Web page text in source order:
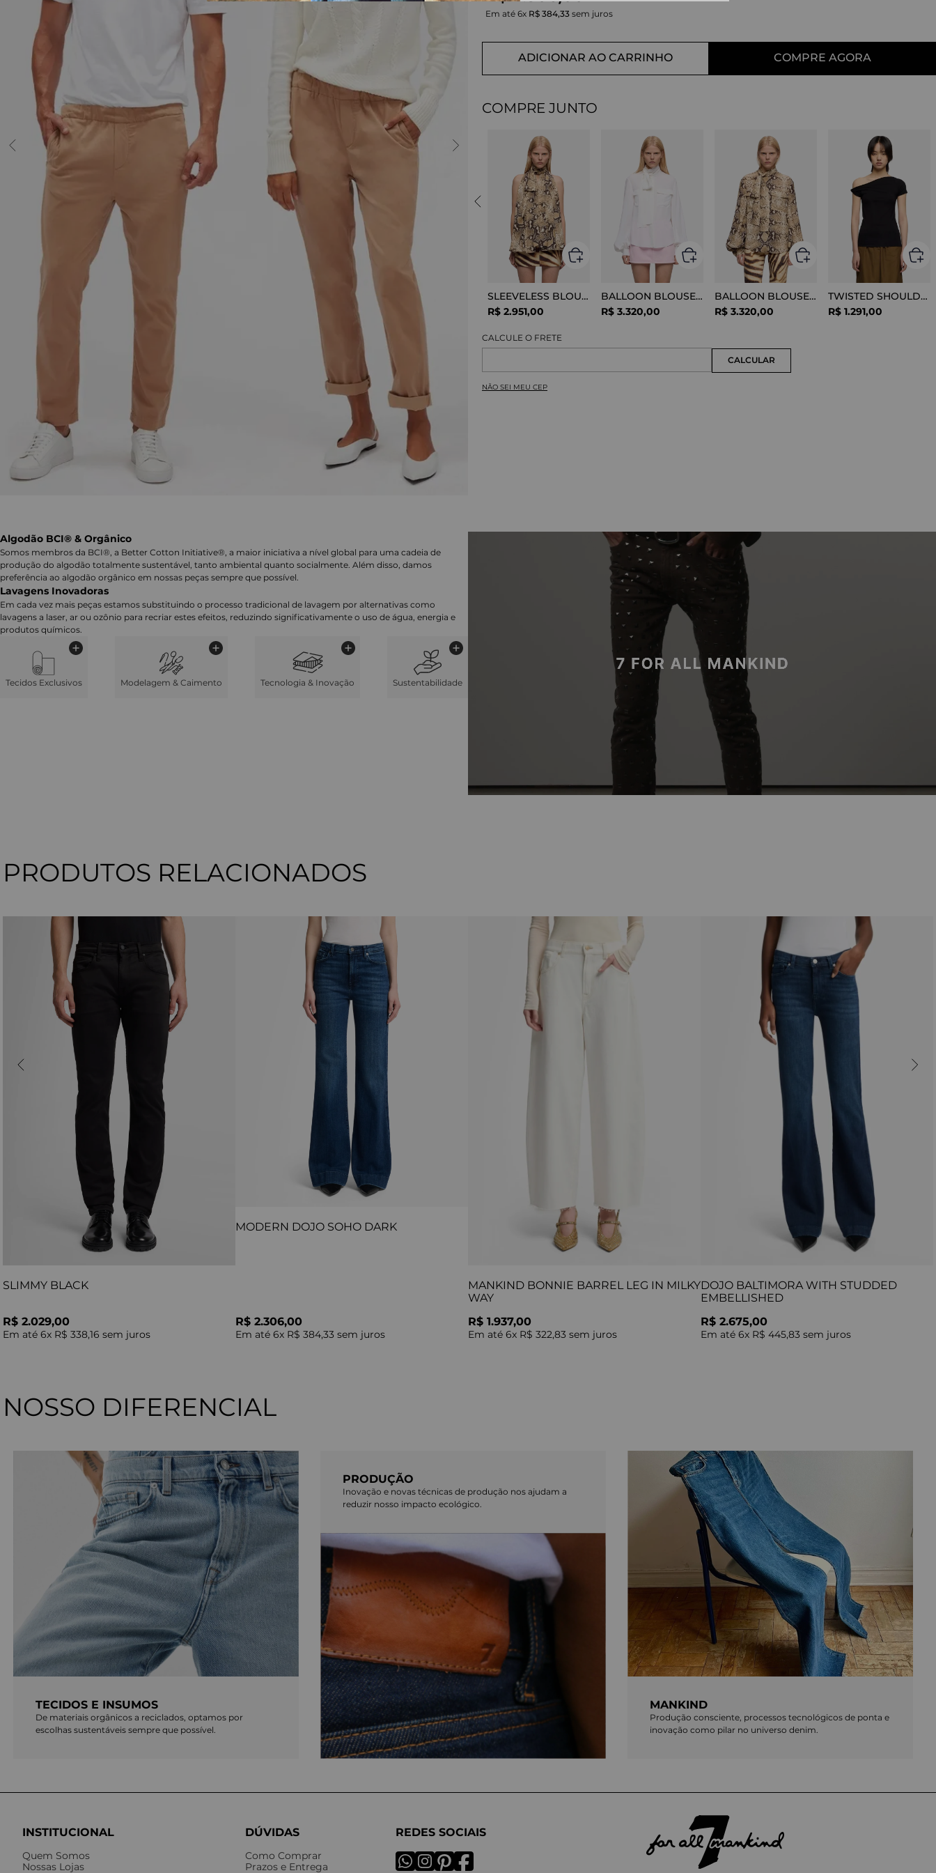
Em até 6x R$ 384,33 sem juros
ADICIONAR AO CARRINHO COMPRE AGORA
COMPRE JUNTO
SLEEVELESS BLOUSE VISCOSE SNAKE
R$ 2.951,00
BALLOON BLOUSE SILK OPTICAL WHITE
R$ 3.320,00
BALLOON BLOUSE VISCOSE SNAKE
R$ 3.320,00
TWISTED SHOULDER TEE LYOCELL BLACK
R$ 1.291,00
NÃO SEI MEU CEP
Algodão BCI® & Orgânico
Somos membros da BCI®, a Better Cotton Initiative®, a maior iniciativa a nível global para uma cadeia de
produção do algodão totalmente sustentável, tanto ambiental quanto socialmente. Além disso, damos
preferência ao algodão orgânico em nossas peças sempre que possível.
Lavagens Inovadoras
Em cada vez mais peças estamos substituindo o processo tradicional de lavagem por alternativas como
lavagens a laser, ar ou ozônio para recriar estes efeitos, reduzindo significativamente o uso de água, energia e
produtos químicos.
Tecidos Exclusivos Modelagem & Caimento Tecnologia & Inovação Sustentabilidade
PRODUTOS RELACIONADOS
SLIMMY BLACK
R$ 2.029,00
Em até 6x R$ 338,16 sem juros
MODERN DOJO SOHO DARK
R$ 2.306,00
Em até 6x R$ 384,33 sem juros
MANKIND BONNIE BARREL LEG IN MILKY
WAY
R$ 1.937,00
Em até 6x R$ 322,83 sem juros
DOJO BALTIMORA WITH STUDDED
EMBELLISHED
R$ 2.675,00
Em até 6x R$ 445,83 sem juros
NOSSO DIFERENCIAL
TECIDOS E INSUMOS
De materiais orgânicos a reciclados, optamos por
escolhas sustentáveis sempre que possível.
PRODUÇÃO
Inovação e novas técnicas de produção nos ajudam a
reduzir nosso impacto ecológico.
MANKIND
Produção consciente, processos tecnológicos de ponta e
inovação como pilar no universo denim.
INSTITUCIONAL
Quem Somos
Nossas Lojas
DÚVIDAS
Como Comprar
Prazos e Entrega
REDES SOCIAIS